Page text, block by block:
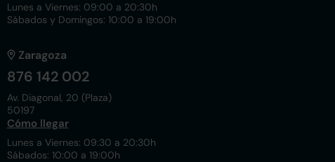
Lunes a Viernes: 09:00 a 20:30h
Sábados y Domingos: 10:00 a 19:00h
Zaragoza
876 142 002
Av. Diagonal, 20 (Plaza)
50197
Cómo llegar
Lunes a Viernes: 09:30 a 20:30h
Sábados: 10:00 a 19:00h